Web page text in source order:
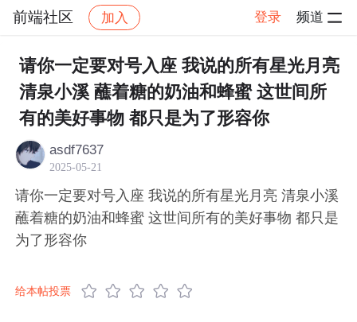
前端社区 加入 登录 频道
社区 前端社区 感慨 帖子详情
请你一定要对号入座 我说的所有星光月亮
清泉小溪 蘸着糖的奶油和蜂蜜 这世间所
有的美好事物 都只是为了形容你
asdf7637
2025-05-21
请你一定要对号入座 我说的所有星光月亮 清泉小溪
蘸着糖的奶油和蜂蜜 这世间所有的美好事物 都只是
为了形容你
给本帖投票